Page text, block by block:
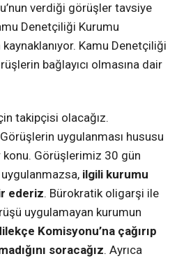
verdiği görüşler tavsiye
Denetçiliği Kurumu
Kamu Denetçiliği
bağlayıcı olmasına dair
takipçisi olacağız.
uygulanması hususu
konu. Görüşlerimiz 30 gün
ilgili kurumu
ederiz. Bürokratik oligarşi ile
uygulamayan kurumun
Komisyonu’na çağırıp
soracağız. Ayrıca